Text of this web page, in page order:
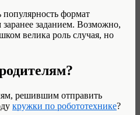
формат
заданием. Возможно,
велика роль случая, но
решившим отправить
кружки по робототехнике?